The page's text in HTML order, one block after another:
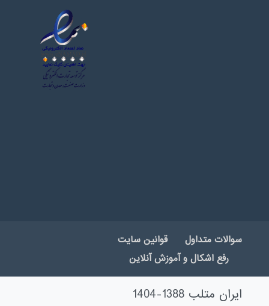
سوالات متداول
قوانین سایت
رفع اشکال و آموزش آنلاین
ایران متلب 1388-1404